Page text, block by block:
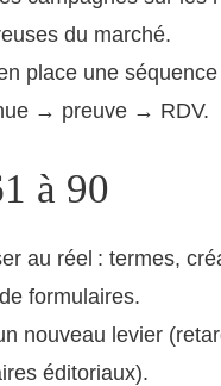
du marché.
place une
→ preuve → RDV.
à 90
au réel : termes,
formulaires.
nouveau levier
éditoriaux).